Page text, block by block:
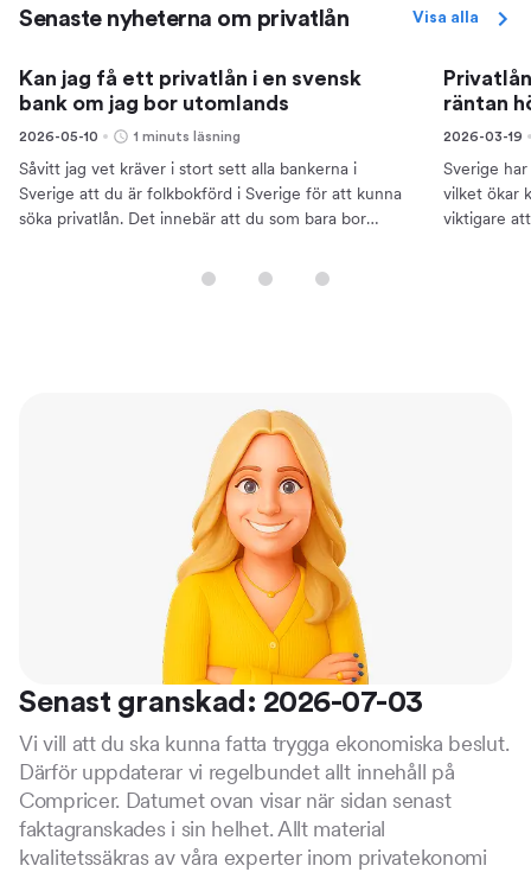
Senaste nyheterna om privatlån Visa alla
Kan jag få ett privatlån i en svensk
bank om jag bor utomlands
2026-05-10 1 minuts läsning
Såvitt jag vet kräver i stort sett alla bankerna i
Sverige att du är folkbokförd i Sverige för att kunna
söka privatlån. Det innebär att du som bara bor
räntan
2026-03-19
Sverige
vilket ökar
viktigare
Senast granskad: 2026-07-03
Vi vill att du ska kunna fatta trygga ekonomiska beslut.
Därför uppdaterar vi regelbundet allt innehåll på
Compricer. Datumet ovan visar när sidan senast
faktagranskades i sin helhet. Allt material
kvalitetssäkras av våra experter inom privatekonomi